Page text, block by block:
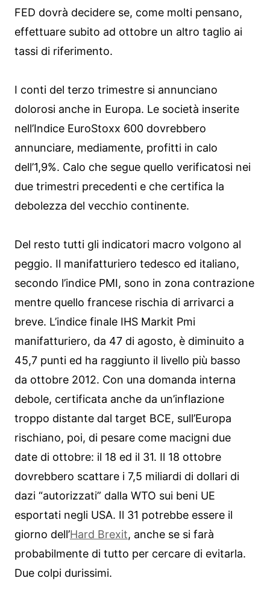
FED dovrà decidere se, come molti pensano,
effettuare subito ad ottobre un altro taglio ai
tassi di riferimento.
I conti del terzo trimestre si annunciano
dolorosi anche in Europa. Le società inserite
nell’Indice EuroStoxx 600 dovrebbero
annunciare, mediamente, profitti in calo
dell’1,9%. Calo che segue quello verificatosi nei
due trimestri precedenti e che certifica la
debolezza del vecchio continente.
Del resto tutti gli indicatori macro volgono al
peggio. Il manifatturiero tedesco ed italiano,
secondo l’indice PMI, sono in zona contrazione
mentre quello francese rischia di arrivarci a
breve. L’indice finale IHS Markit Pmi
manifatturiero, da 47 di agosto, è diminuito a
45,7 punti ed ha raggiunto il livello più basso
da ottobre 2012. Con una domanda interna
debole, certificata anche da un’inflazione
troppo distante dal target BCE, sull’Europa
rischiano, poi, di pesare come macigni due
date di ottobre: il 18 ed il 31. Il 18 ottobre
dovrebbero scattare i 7,5 miliardi di dollari di
dazi “autorizzati” dalla WTO sui beni UE
esportati negli USA. Il 31 potrebbe essere il
giorno dell’Hard Brexit, anche se si farà
probabilmente di tutto per cercare di evitarla.
Due colpi durissimi.